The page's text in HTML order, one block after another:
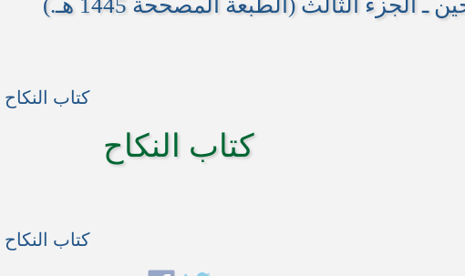
-دام ظلّه - في النجف الأشرف حول التطورات الأمنية الأخيرة في محافظة
ـ الجزء الثالث (الطبعة المصححة 1445 هـ.)
كتاب
كتاب النكاح
كتاب